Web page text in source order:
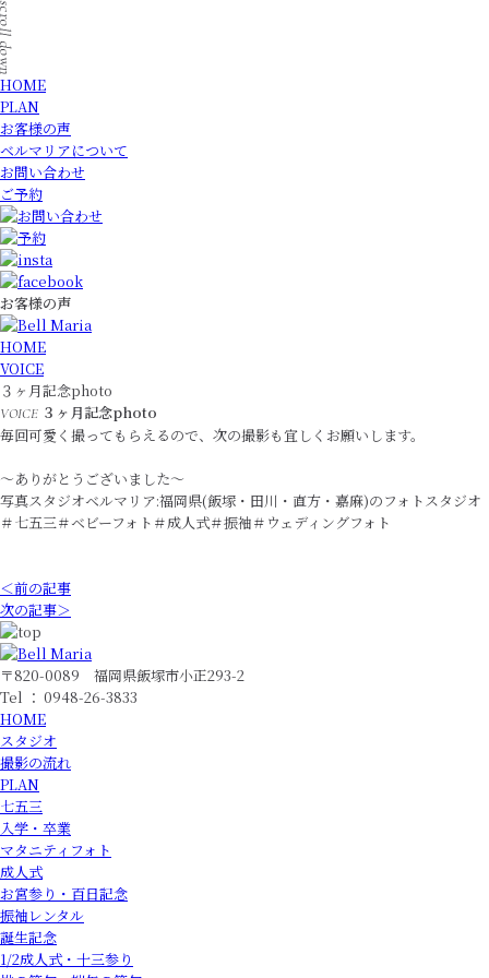
HOME
PLAN
お客様の声
ベルマリアについて
お問い合わせ
ご予約
お客様の声
HOME
VOICE
３ヶ月記念photo
VOICE ３ヶ月記念photo
毎回可愛く撮ってもらえるので、次の撮影も宜しくお願いします。
〜ありがとうございました〜
写真スタジオベルマリア:福岡県(飯塚・田川・直方・嘉麻)のフォトスタジオ
＃七五三＃ベビーフォト＃成人式＃振袖＃ウェディングフォト
＜前の記事
次の記事＞
〒820-0089 福岡県飯塚市小正293-2
Tel ： 0948-26-3833
HOME
スタジオ
撮影の流れ
PLAN
七五三
入学・卒業
マタニティフォト
成人式
お宮参り・百日記念
振袖レンタル
誕生記念
1/2成人式・十三参り